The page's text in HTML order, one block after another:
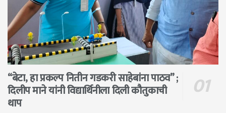
“बेटा, हा प्रकल्प नितीन गडकरी साहेबांना पाठव” ;
दिलीप माने यांनी विद्यार्थिनीला दिली कौतुकाची
थाप